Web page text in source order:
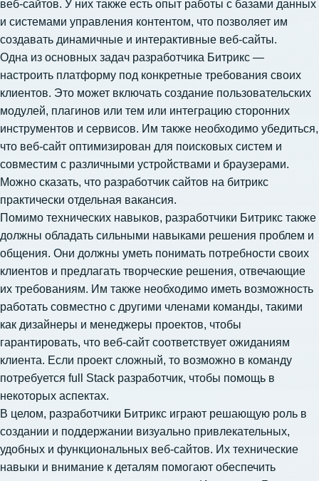
веб-сайтов. У них также есть опыт работы с базами данных
и системами управления контентом, что позволяет им
создавать динамичные и интерактивные веб-сайты.
Одна из основных задач разработчика Битрикс —
настроить платформу под конкретные требования своих
клиентов. Это может включать создание пользовательских
модулей, плагинов или тем или интеграцию сторонних
инструментов и сервисов. Им также необходимо убедиться,
что веб-сайт оптимизирован для поисковых систем и
совместим с различными устройствами и браузерами.
Можно сказать, что разработчик сайтов на битрикс
практически отдельная вакансия.
Помимо технических навыков, разработчики Битрикс также
должны обладать сильными навыками решения проблем и
общения. Они должны уметь понимать потребности своих
клиентов и предлагать творческие решения, отвечающие
их требованиям. Им также необходимо иметь возможность
работать совместно с другими членами команды, такими
как дизайнеры и менеджеры проектов, чтобы
гарантировать, что веб-сайт соответствует ожиданиям
клиента. Если проект сложный, то возможно в команду
потребуется full Stack разработчик, чтобы помощь в
некоторых аспектах.
В целом, разработчики Битрикс играют решающую роль в
создании и поддержании визуально привлекательных,
удобных и функциональных веб-сайтов. Их технические
навыки и внимание к деталям помогают обеспечить